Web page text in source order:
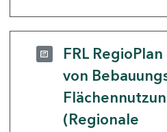
FRL
von
(Regionale